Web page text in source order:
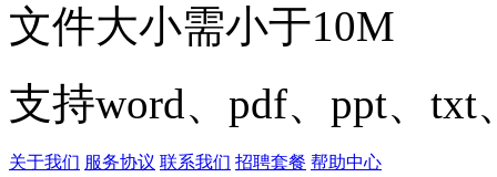
文件大小需小于10M
支持word、pdf、ppt、txt
关于我们 服务协议 联系我们 招聘套餐 帮助中心